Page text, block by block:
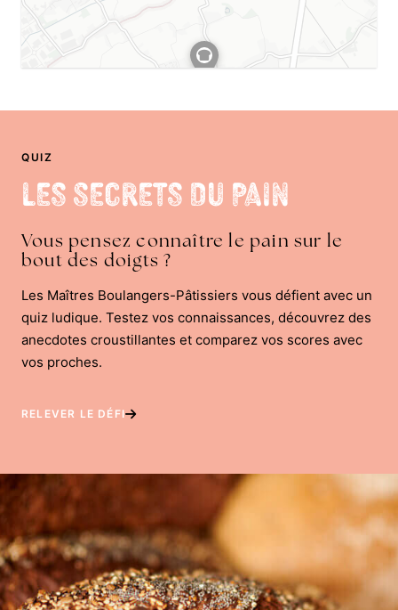
QUIZ
Les Secrets du Pain
Vous pensez connaître le pain sur le
bout des doigts ?
Les Maîtres Boulangers-Pâtissiers vous défient avec un
quiz ludique. Testez vos connaissances, découvrez des
anecdotes croustillantes et comparez vos scores avec
vos proches.
RELEVER LE DÉFI